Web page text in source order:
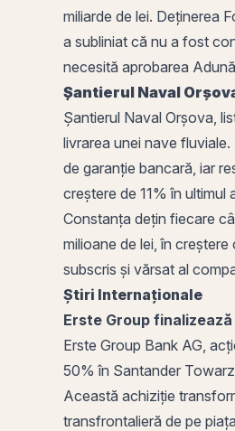
miliarde de lei. Deținerea
a subliniat că nu a fost
necesită aprobarea
Șantierul Naval
Șantierul Naval Orșova,
livrarea unei nave
de garanție bancară, iar
creștere de 11% în ultimul
Constanța dețin fiecare
milioane de lei, în
subscris și vărsat al
Știri Internaționale
Erste Group
Erste Group Bank AG,
50% în Santander
Această achiziție
transfrontalieră de pe